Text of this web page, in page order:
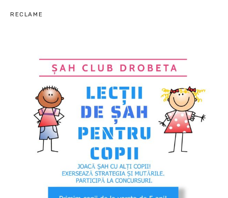
RECLAME